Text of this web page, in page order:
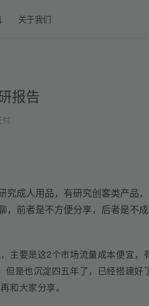
关于我们
报告
付
成人用品，有研究创客类产品
前者是不方便分享，后者是不
主要是这2个市场流量成本便宜，
是也沉淀四五年了，已经搭建好
和大家分享。